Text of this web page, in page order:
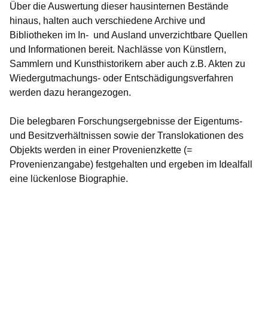
Über die Auswertung dieser hausinternen Bestände
hinaus, halten auch verschiedene Archive und
Bibliotheken im In- und Ausland unverzichtbare Quellen
und Informationen bereit. Nachlässe von Künstlern,
Sammlern und Kunsthistorikern aber auch z.B. Akten zu
Wiedergutmachungs- oder Entschädigungsverfahren
werden dazu herangezogen.
Die belegbaren Forschungsergebnisse der Eigentums-
und Besitzverhältnissen sowie der Translokationen des
Objekts werden in einer Provenienzkette (=
Provenienzangabe) festgehalten und ergeben im Idealfall
eine lückenlose Biographie.